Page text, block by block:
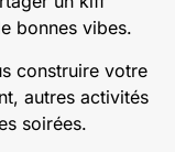
bonnes vibes.
construire votre
autres activités
soirées.